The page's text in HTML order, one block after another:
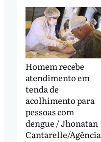
Homem recebe
atendimento em
tenda de
acolhimento para
pessoas com
dengue / Jhonatan
Cantarelle/Agência